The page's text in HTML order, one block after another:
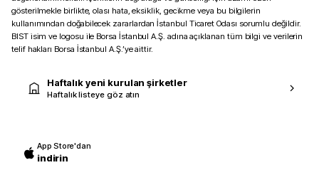
gösterilmekle birlikte, olası hata, eksiklik, gecikme veya bu bilgilerin
kullanımından doğabilecek zararlardan İstanbul Ticaret Odası sorumlu değildir.
BIST isim ve logosu ile Borsa İstanbul A.Ş. adına açıklanan tüm bilgi ve verilerin
telif hakları Borsa İstanbul A.Ş.’ye aittir.
Haftalık yeni kurulan şirketler
Haftalık listeye göz atın
App Store'dan
indirin